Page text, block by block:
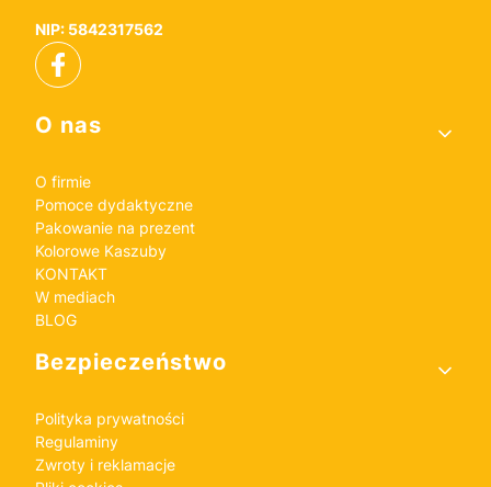
NIP: 5842317562
Linki w stopce
O nas
O firmie
Pomoce dydaktyczne
Pakowanie na prezent
Kolorowe Kaszuby
KONTAKT
W mediach
BLOG
Bezpieczeństwo
Polityka prywatności
Regulaminy
Zwroty i reklamacje